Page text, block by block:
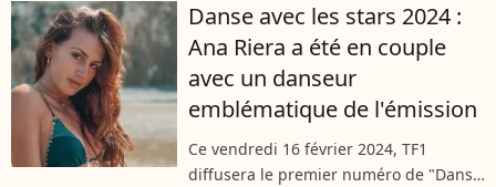
séparés en bons termes, le danseur...
Danse avec les stars 2024 :
Ana Riera a été en couple
avec un danseur
emblématique de l'émission
Ce vendredi 16 février 2024, TF1
diffusera le premier numéro de "Danse